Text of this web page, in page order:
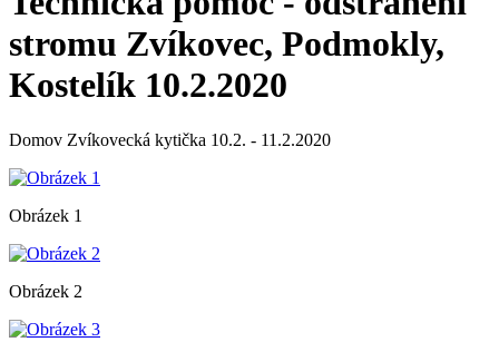
stromu Zvíkovec, Podmokly,
Kostelík 10.2.2020
Domov Zvíkovecká kytička 10.2. - 11.2.2020
Obrázek 1
Obrázek 2